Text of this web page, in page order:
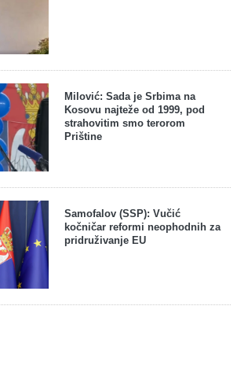
Milović: Sada je Srbima na
Kosovu najteže od 1999, pod
strahovitim smo terorom
Prištine
Samofalov (SSP): Vučić
kočničar reformi neophodnih za
pridruživanje EU